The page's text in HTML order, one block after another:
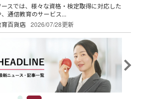
ースでは、様々な資格・検定取得に対応した
通信教育のサービス...
百貨店 2026/07/28更新